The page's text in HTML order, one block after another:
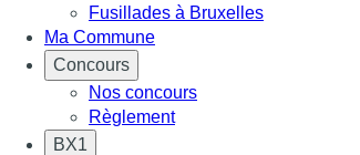
Fusillades à Bruxelles
Ma Commune
Concours
Nos concours
Règlement
BX1